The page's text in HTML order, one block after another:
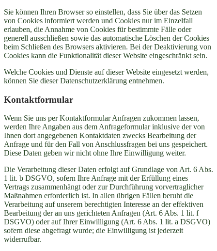
Sie können Ihren Browser so einstellen, dass Sie über das Setzen
von Cookies informiert werden und Cookies nur im Einzelfall
erlauben, die Annahme von Cookies für bestimmte Fälle oder
generell ausschließen sowie das automatische Löschen der Cookies
beim Schließen des Browsers aktivieren. Bei der Deaktivierung von
Cookies kann die Funktionalität dieser Website eingeschränkt sein.
Welche Cookies und Dienste auf dieser Website eingesetzt werden,
können Sie dieser Datenschutzerklärung entnehmen.
Kontaktformular
Wenn Sie uns per Kontaktformular Anfragen zukommen lassen,
werden Ihre Angaben aus dem Anfrageformular inklusive der von
Ihnen dort angegebenen Kontaktdaten zwecks Bearbeitung der
Anfrage und für den Fall von Anschlussfragen bei uns gespeichert.
Diese Daten geben wir nicht ohne Ihre Einwilligung weiter.
Die Verarbeitung dieser Daten erfolgt auf Grundlage von Art. 6 Abs.
1 lit. b DSGVO, sofern Ihre Anfrage mit der Erfüllung eines
Vertrags zusammenhängt oder zur Durchführung vorvertraglicher
Maßnahmen erforderlich ist. In allen übrigen Fällen beruht die
Verarbeitung auf unserem berechtigten Interesse an der effektiven
Bearbeitung der an uns gerichteten Anfragen (Art. 6 Abs. 1 lit. f
DSGVO) oder auf Ihrer Einwilligung (Art. 6 Abs. 1 lit. a DSGVO)
sofern diese abgefragt wurde; die Einwilligung ist jederzeit
widerrufbar.